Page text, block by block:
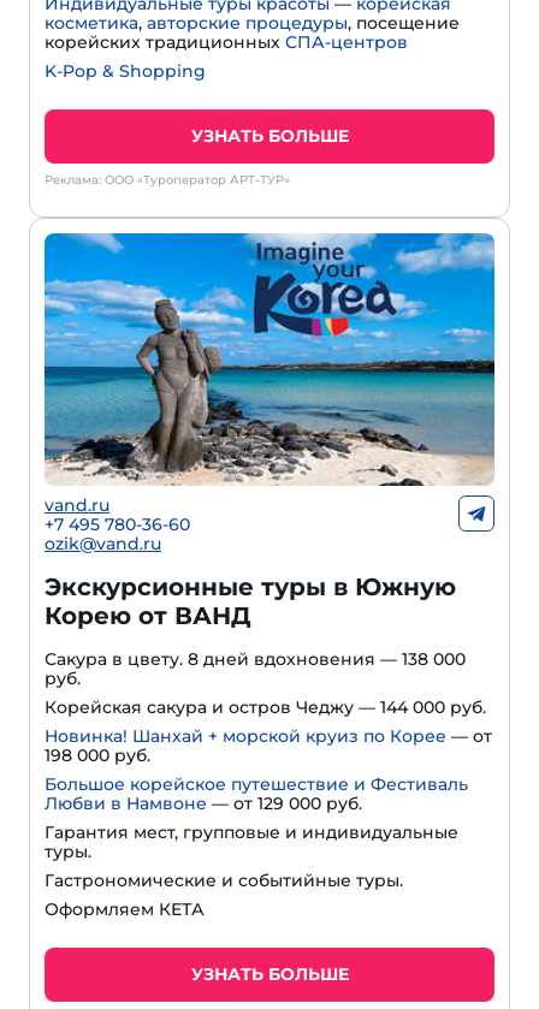
косметика, авторские процедуры, посещение
корейских традиционных СПА-центров
K-Pop & Shopping
УЗНАТЬ БОЛЬШЕ
Реклама: ООО «Туроператор АРТ-ТУР»
vand.ru
+7 495 780-36-60
ozik@vand.ru
Экскурсионные туры в Южную
Корею от ВАНД
Сакура в цвету. 8 дней вдохновения — 138 000
руб.
Корейская сакура и остров Чеджу — 144 000 руб.
Новинка! Шанхай + морской круиз по Корее — от
198 000 руб.
Большое корейское путешествие и Фестиваль
Любви в Намвоне — от 129 000 руб.
Гарантия мест, групповые и индивидуальные
туры.
Гастрономические и событийные туры.
Оформляем КЕТА
УЗНАТЬ БОЛЬШЕ